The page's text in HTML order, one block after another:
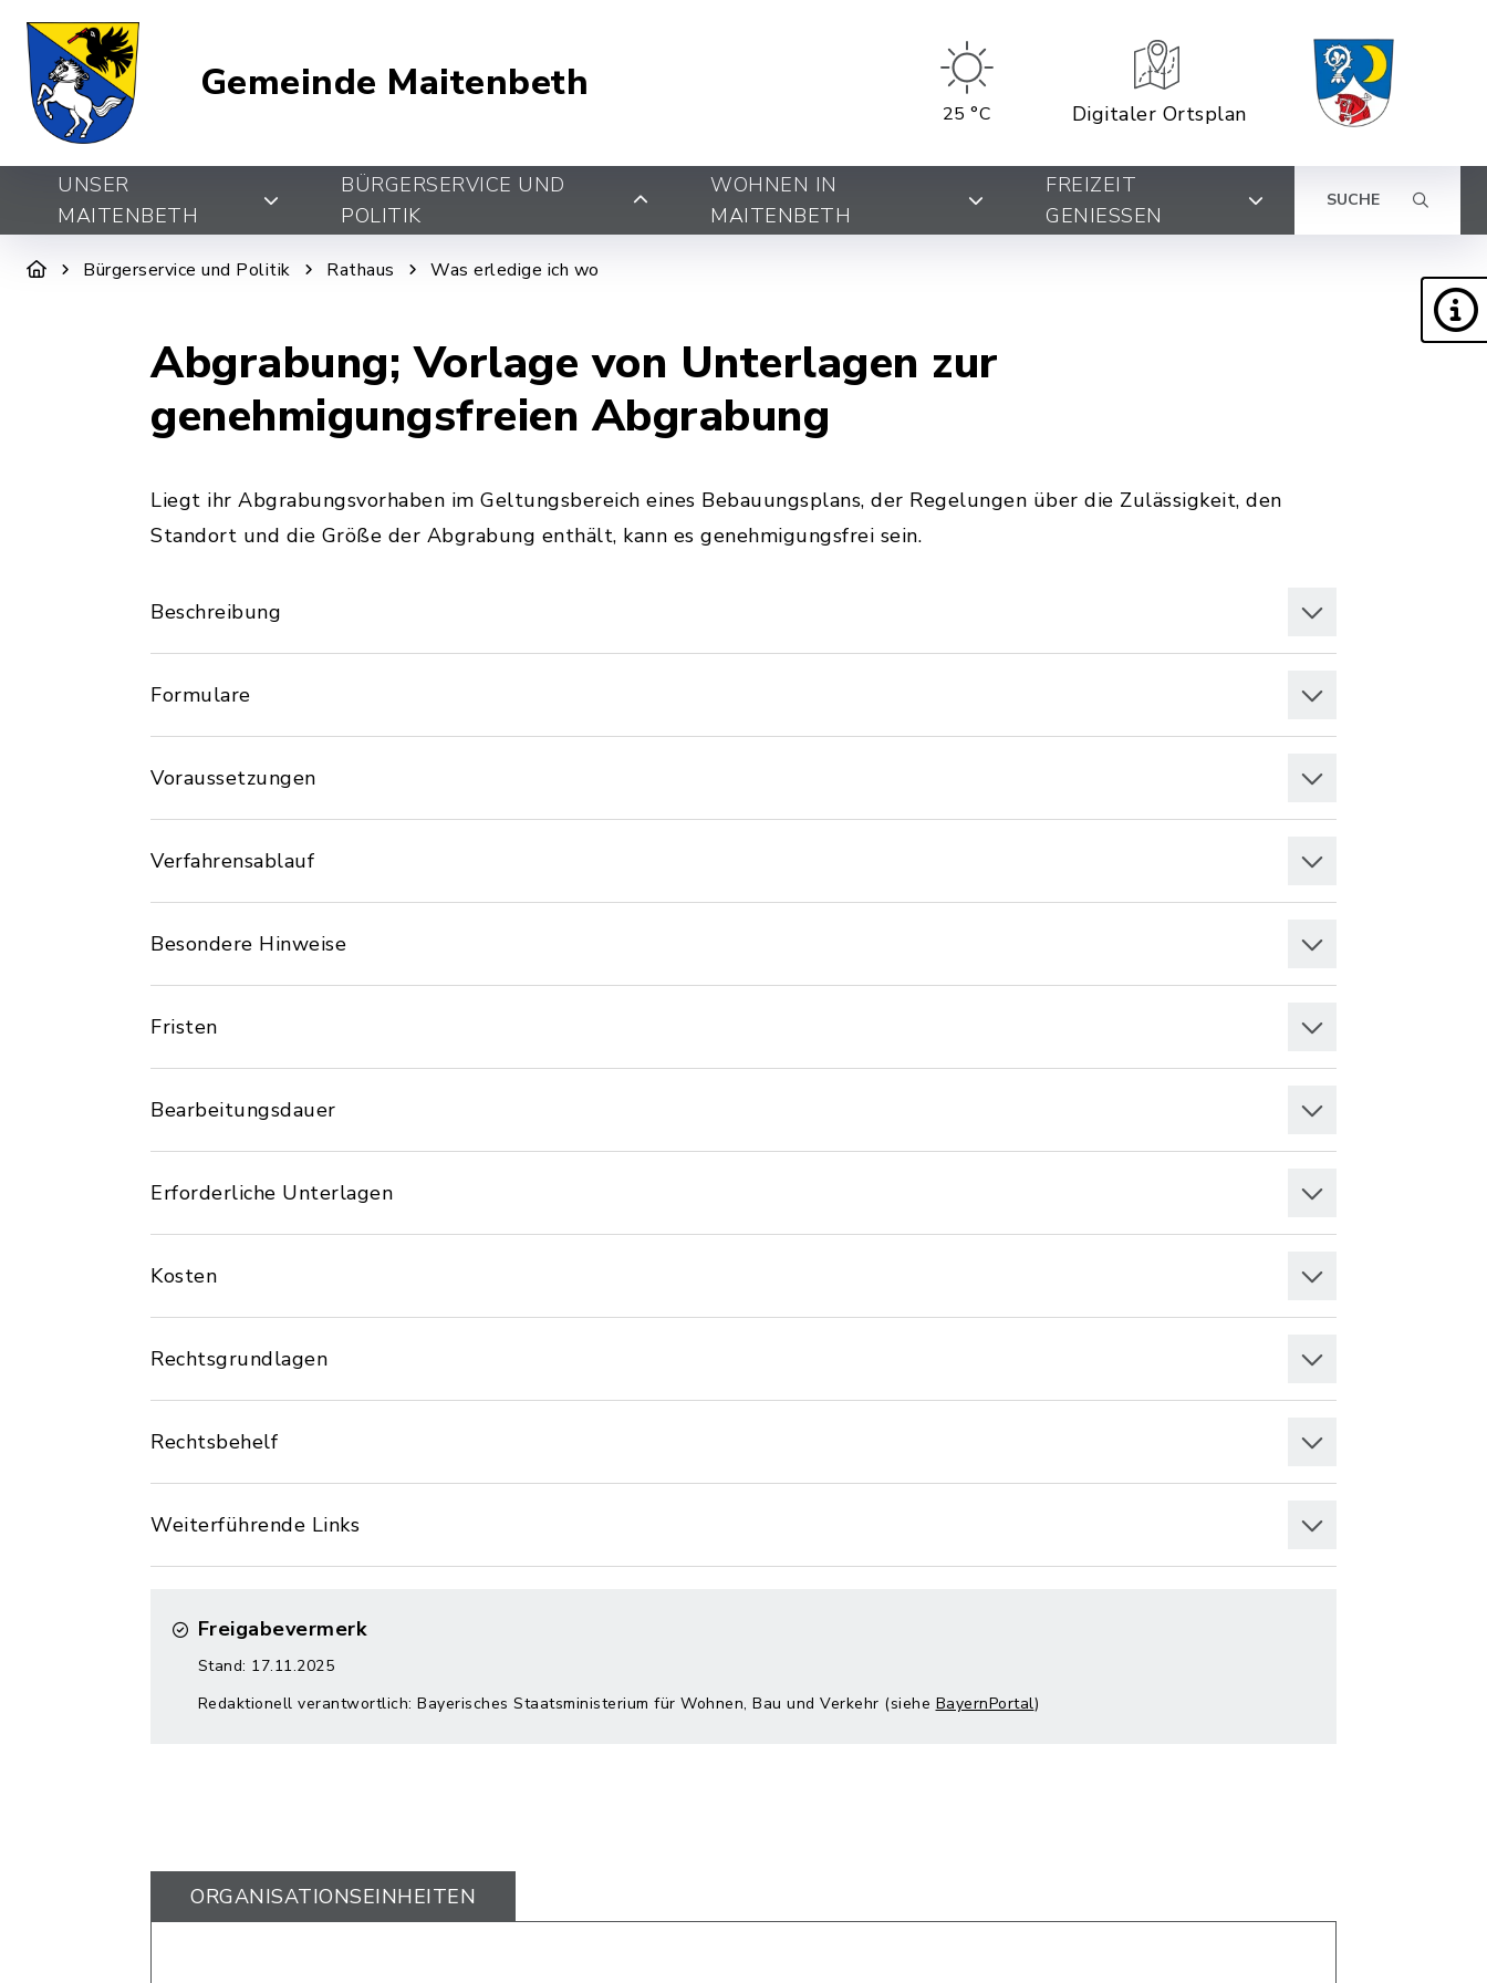
Gemeinde Maitenbeth
25 °C Digitaler Ortsplan
UNSER
MAITENBETH
BÜRGERSERVICE UND
POLITIK
WOHNEN IN
MAITENBETH
FREIZEIT
GENIESSEN
SUCHE
Bürgerservice und Politik Rathaus Was erledige ich wo
Abgrabung; Vorlage von Unterlagen zur
genehmigungsfreien Abgrabung
Liegt ihr Abgrabungsvorhaben im Geltungsbereich eines Bebauungsplans, der Regelungen über die Zulässigkeit, den
Standort und die Größe der Abgrabung enthält, kann es genehmigungsfrei sein.
Beschreibung
Formulare
Voraussetzungen
Verfahrensablauf
Besondere Hinweise
Fristen
Bearbeitungsdauer
Erforderliche Unterlagen
Kosten
Rechtsgrundlagen
Rechtsbehelf
Weiterführende Links
Freigabevermerk
Stand: 17.11.2025
Redaktionell verantwortlich: Bayerisches Staatsministerium für Wohnen, Bau und Verkehr (siehe BayernPortal)
ORGANISATIONS­EINHEITEN